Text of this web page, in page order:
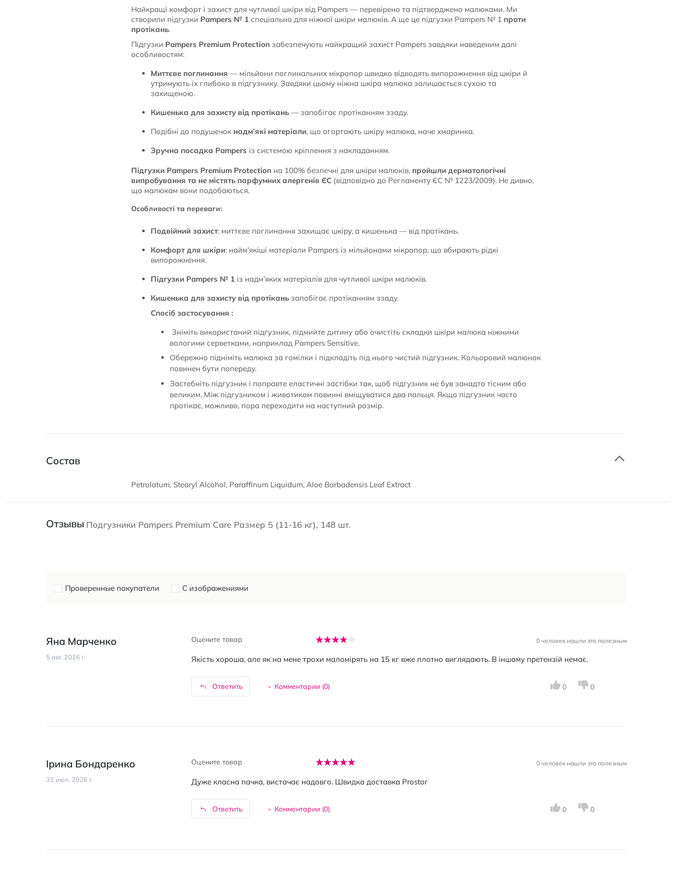
Найкращі комфорт і захист для чутливої шкіри від Pampers — перевірено та підтверджено малюками. Ми
створили підгузки Pampers № 1 спеціально для ніжної шкіри малюків. А ще це підгузки Pampers № 1 проти
протікань.
Підгузки Pampers Premium Protection забезпечують найкращий захист Pampers завдяки наведеним далі
особливостям:
Миттєве поглинання — мільйони поглинальних мікропор швидко відводять випорожнення від шкіри й
утримують їх глибоко в підгузнику. Завдяки цьому ніжна шкіра малюка залишається сухою та
захищеною.
Кишенька для захисту від протікань— запобігає протіканням ззаду.
Подібні до подушечок надм’які матеріали, що огортають шкіру малюка, наче хмаринка.
Зручна посадка Pampers із системою кріплення з накладанням.
Підгузки Pampers Premium Protection на 100% безпечні для шкіри малюків, пройшли дерматологічні
випробування та не містять парфумних алергенів ЄС (відповідно до Регламенту ЄС № 1223/2009). Не дивно,
що малюкам вони подобаються.
Особливості та переваги:
Подвійний захист: миттєве поглинання захищає шкіру, а кишенька — від протікань.
Комфорт для шкіри: найм’якіші матеріали Pampers із мільйонами мікропор, що вбирають рідкі
випорожнення.
Підгузки Pampers № 1із надм’яких матеріалів для чутливої шкіри малюків.
Кишенька для захисту від протіканьзапобігає протіканням ззаду.
Спосіб застосування :
Зніміть використаний підгузник, підмийте дитину або очистіть складки шкіри малюка ніжними
вологими серветками, наприклад Pampers Sensitive.
Обережно підніміть малюка за гомілки і підкладіть під нього чистий підгузник. Кольоровий малюнок
повинен бути попереду.
Застебніть підгузник і поправте еластичні застібки так, щоб підгузник не був занадто тісним або
великим. Між підгузником і животиком повинні вміщуватися два пальця. Якщо підгузник часто
протікає, можливо, пора переходити на наступний розмір.
Состав
Petrolatum, Stearyl Alcohol, Paraffinum Liquidum, Aloe Barbadensis Leaf Extract
Отзывы Подгузники Pampers Premium Care Размер 5 (11-16 кг), 148 шт.
Проверенные покупатели С изображениями
Яна Марченко
5 авг. 2026 г.
0 человек нашли это полезным
Оцените товар
Якість хороша, але як на мене трохи маломірять на 15 кг вже плотно виглядають. В іншому претензій немає.
Ответить Комментарии (0) 0 0
Ірина Бондаренко
31 июл. 2026 г.
0 человек нашли это полезным
Оцените товар
Дуже класна пачка, вистачає надовго. Швидка доставка Prostor
Ответить Комментарии (0) 0 0